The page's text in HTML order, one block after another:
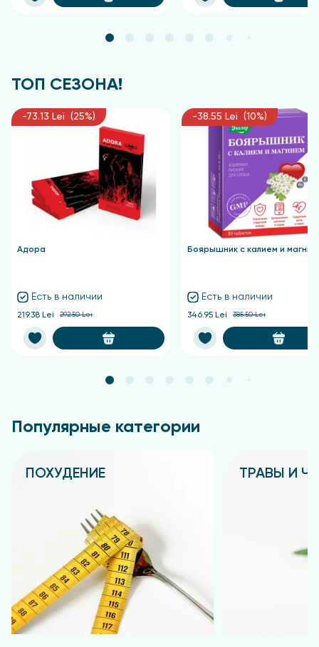
ТОП СЕЗОНА!
-73.13 Lei (25%)
Адора
Есть в наличии
219.38 Lei 292.50 Lei
-38.55 Lei (10%)
Боярышник с калием и
Есть в наличии
346.95 Lei 385.50 Lei
Популярные категории
ПОХУДЕНИЕ ТРАВЫ И